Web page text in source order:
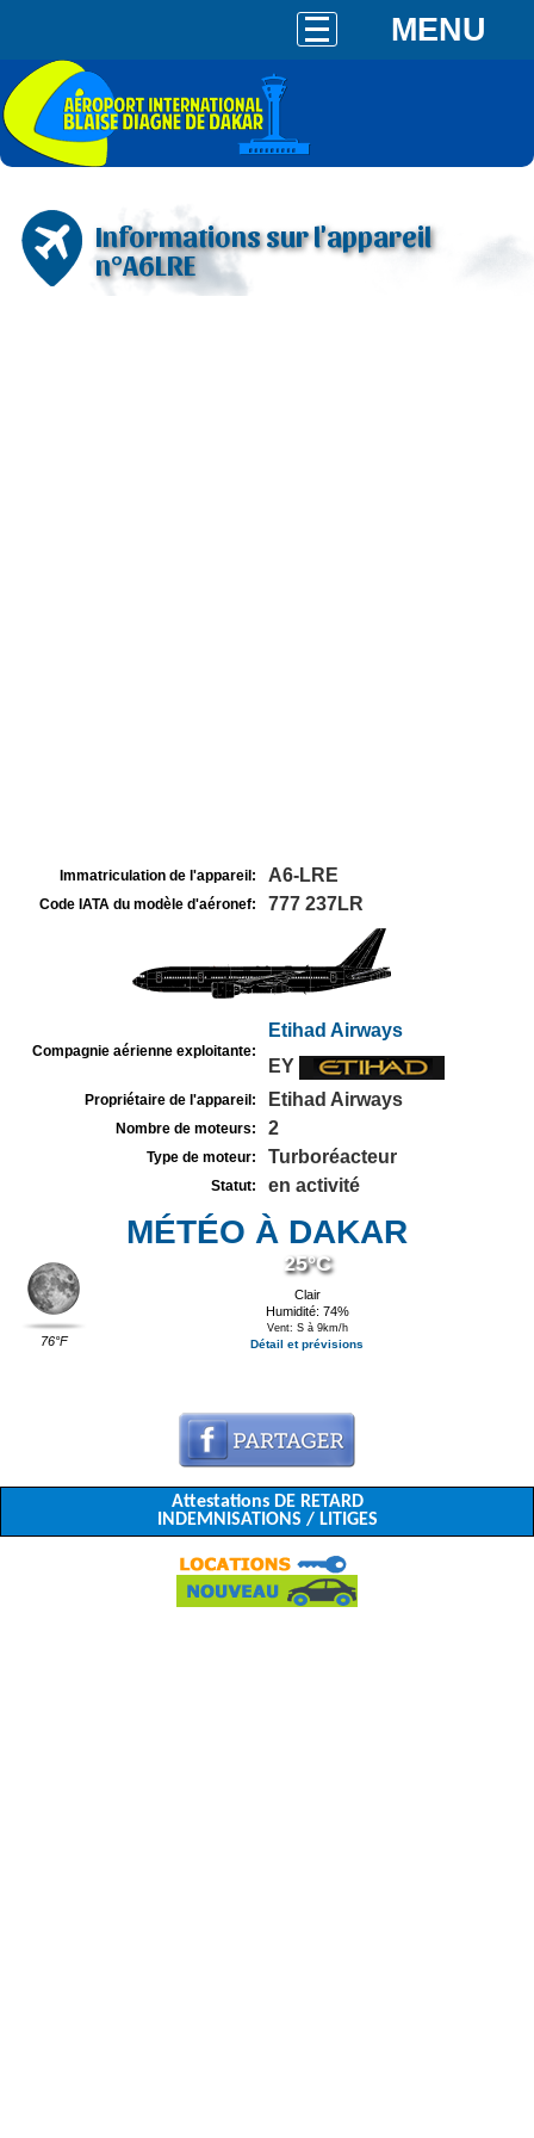
MENU
Informations sur l'appareil
n°A6LRE
Immatriculation de l'appareil: A6-LRE
Code IATA du modèle d'aéronef: 777 237LR
Compagnie aérienne exploitante:
Etihad Airways
EY
Propriétaire de l'appareil: Etihad Airways
Nombre de moteurs: 2
Type de moteur: Turboréacteur
Statut: en activité
MÉTÉO À DAKAR
76°F
25°C
Clair
Humidité: 74%
Vent: S à 9km/h
Détail et prévisions
Attestations DE RETARD
INDEMNISATIONS / LITIGES